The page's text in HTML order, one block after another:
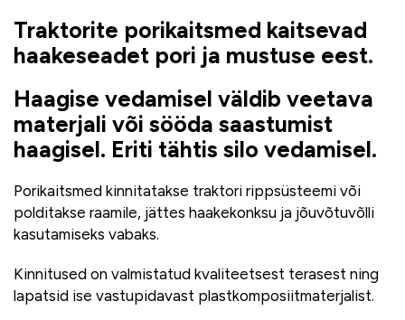
Traktorite porikaitsmed kaitsevad
haakeseadet pori ja mustuse eest.
Haagise vedamisel väldib veetava
materjali või sööda saastumist
haagisel. Eriti tähtis silo vedamisel.
Porikaitsmed kinnitatakse traktori rippsüsteemi või
polditakse raamile, jättes haakekonksu ja jõuvõtuvõlli
kasutamiseks vabaks.
Kinnitused on valmistatud kvaliteetsest terasest ning
lapatsid ise vastupidavast plastkomposiitmaterjalist.